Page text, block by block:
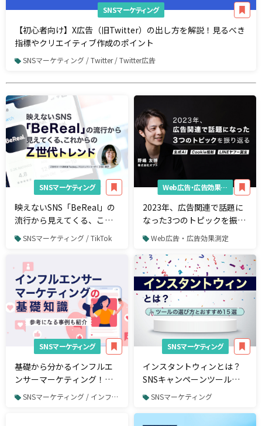
SNSマーケティング
【初心者向け】X広告（旧Twitter）の出し方を解説！見るべき
指標やクリエイティブ作成のポイント
SNSマーケティング / Twitter / Twitter広告
SNSマーケティング
映えないSNS「BeReal」の
流行から見えてくる、これ
からのZ世代トレンド
SNSマーケティング / TikTok
Web広告・広告効果測定
2023年、広告関連で話題に
なった3つのトピックを振り
返る ― 生成AI、Cookie規
Web広告・広告効果測定
SNSマーケティング
基礎から分かるインフルエ
ンサーマーケティング！メ
リットや注意点、企業事例
SNSマーケティング / インフルエンサーマーケティング
SNSマーケティング
インスタントウィンとは？
SNSキャンペーンツール比
較15選
SNSマーケティング